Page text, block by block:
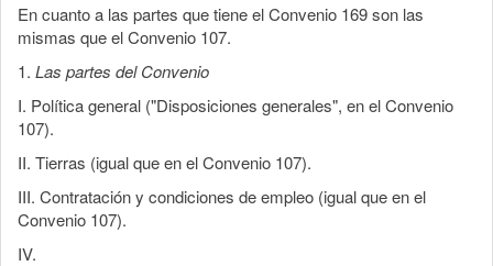
En cuanto a las partes que tiene el Convenio 169 son las
mismas que el Convenio 107.
1. Las partes del Convenio
I. Política general ("Disposiciones generales", en el Convenio
107).
II. Tierras (igual que en el Convenio 107).
III. Contratación y condiciones de empleo (igual que en el
Convenio 107).
IV.